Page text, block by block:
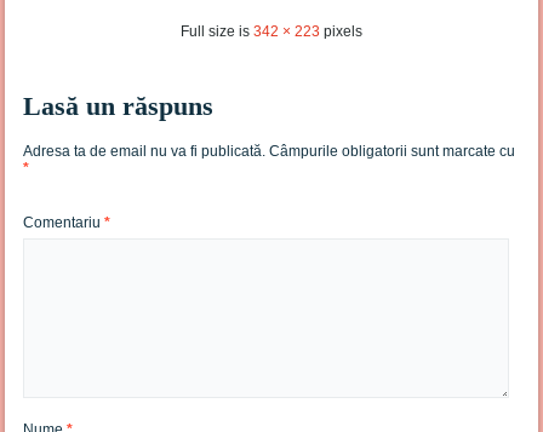
Full size is 342 × 223 pixels
Lasă un răspuns
Adresa ta de email nu va fi publicată. Câmpurile obligatorii sunt marcate cu
*
Comentariu*